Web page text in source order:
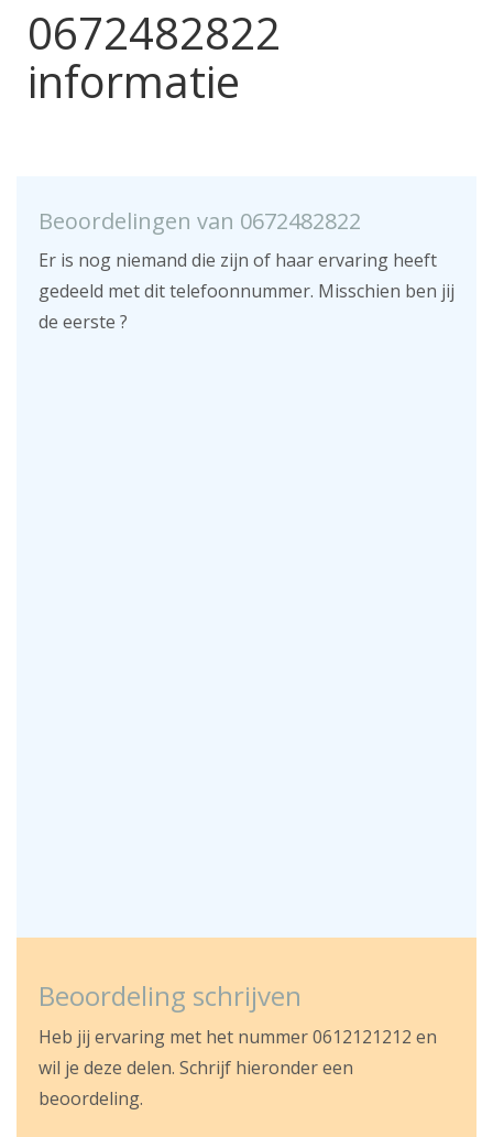
0672482822
informatie
Beoordelingen van 0672482822
Er is nog niemand die zijn of haar ervaring heeft
gedeeld met dit telefoonnummer. Misschien ben jij
de eerste ?
Beoordeling schrijven
Heb jij ervaring met het nummer 0612121212 en
wil je deze delen. Schrijf hieronder een
beoordeling.